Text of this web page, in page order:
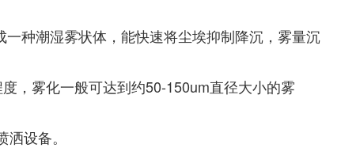
种潮湿雾状体，能快速将尘埃抑制降沉，雾量沉
，雾化一般可达到约50-150um直径大小的雾
设备。